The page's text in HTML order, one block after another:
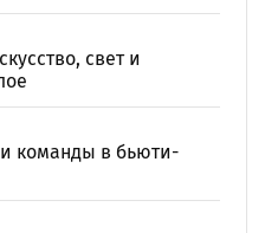
свет и
команды в бьюти-